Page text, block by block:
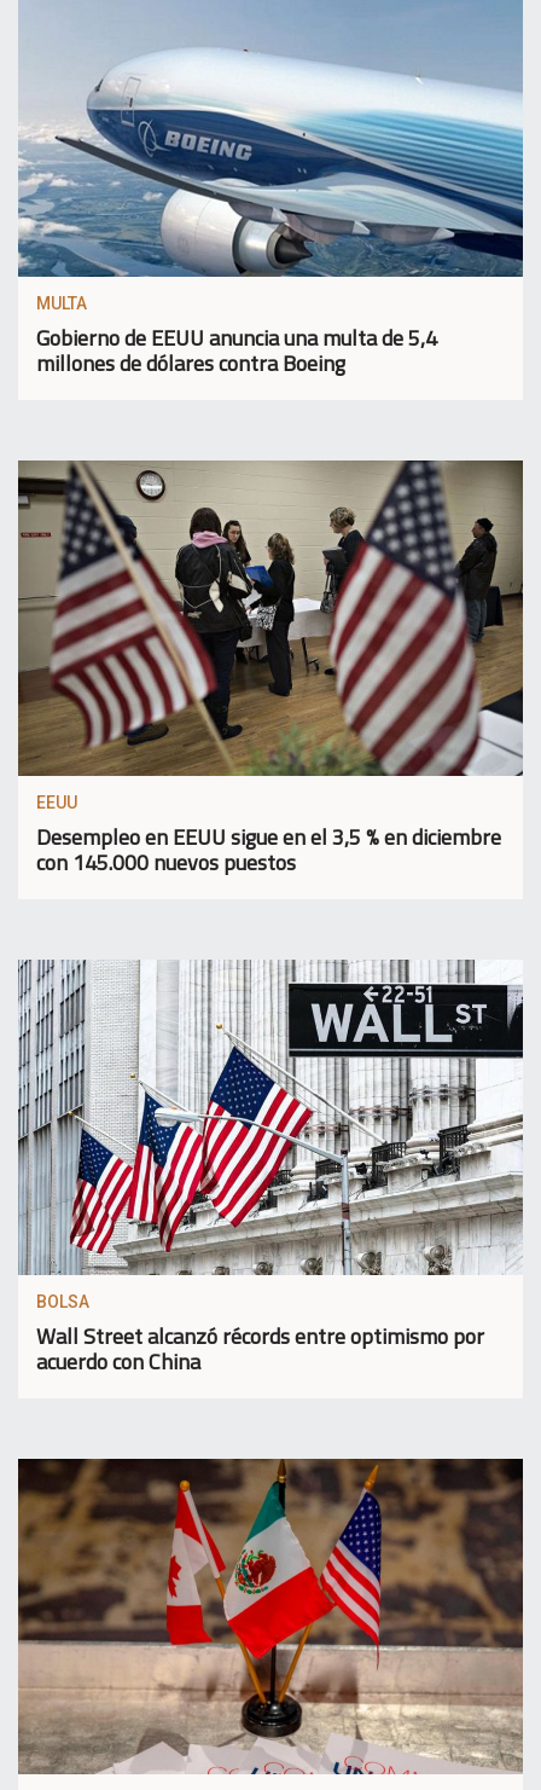
MULTA
Gobierno de EEUU anuncia una multa de 5,4
millones de dólares contra Boeing
EEUU
Desempleo en EEUU sigue en el 3,5 % en diciembre
con 145.000 nuevos puestos
BOLSA
Wall Street alcanzó récords entre optimismo por
acuerdo con China